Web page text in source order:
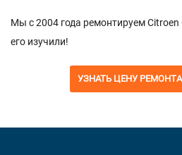
Мы с 2004 года ремонтируем Citroen
его изучили!
УЗНАТЬ ЦЕНУ РЕМОНТА